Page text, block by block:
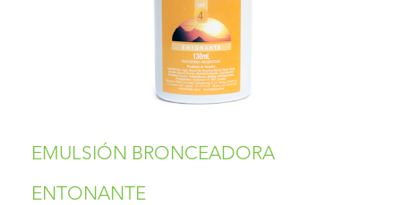
EMULSIÓN BRONCEADORA
ENTONANTE